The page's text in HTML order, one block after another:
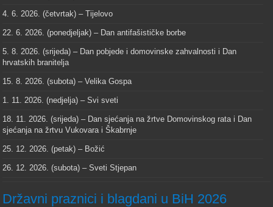
4. 6. 2026. (četvrtak) – Tijelovo
22. 6. 2026. (ponedjeljak) – Dan antifašističke borbe
5. 8. 2026. (srijeda) – Dan pobjede i domovinske zahvalnosti i Dan
hrvatskih branitelja
15. 8. 2026. (subota) – Velika Gospa
1. 11. 2026. (nedjelja) – Svi sveti
18. 11. 2026. (srijeda) – Dan sjećanja na žrtve Domovinskog rata i Dan
sjećanja na žrtvu Vukovara i Škabrnje
25. 12. 2026. (petak) – Božić
26. 12. 2026. (subota) – Sveti Stjepan
Državni praznici i blagdani u BiH 2026